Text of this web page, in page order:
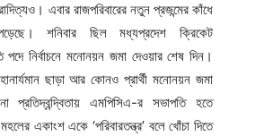
এবার রাজপরিবারের নতুন প্রজন্মের কাঁধে
শনিবার ছিল মধ্যপ্রদেশ ক্রিকেট
নির্বাচনে মনোনয়ন জমা দেওয়ার শেষ দিন।
ছাড়া আর কোনও প্রার্থী মনোনয়ন জমা
প্রতিদ্বন্দ্বিতায় এমপিসিএ-র সভাপতি হতে
একাংশ একে ‘পরিবারতন্ত্র’ বলে খোঁচা দিতে